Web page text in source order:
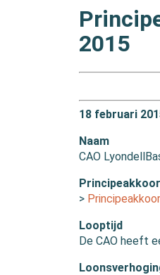
2015
18 februari
Naam
CAO
>
Looptijd
De CAO heeft